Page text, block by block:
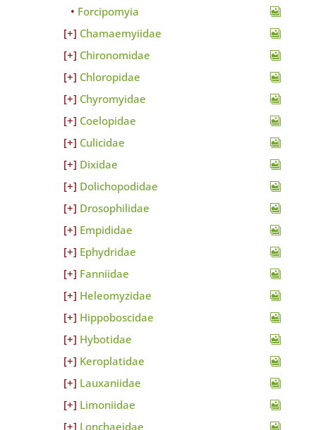
Forcipomyia
Chamaemyiidae
Chironomidae
Chloropidae
Chyromyidae
Coelopidae
Culicidae
Dixidae
Dolichopodidae
Drosophilidae
Empididae
Ephydridae
Fanniidae
Heleomyzidae
Hippoboscidae
Hybotidae
Keroplatidae
Lauxaniidae
Limoniidae
Lonchaeidae